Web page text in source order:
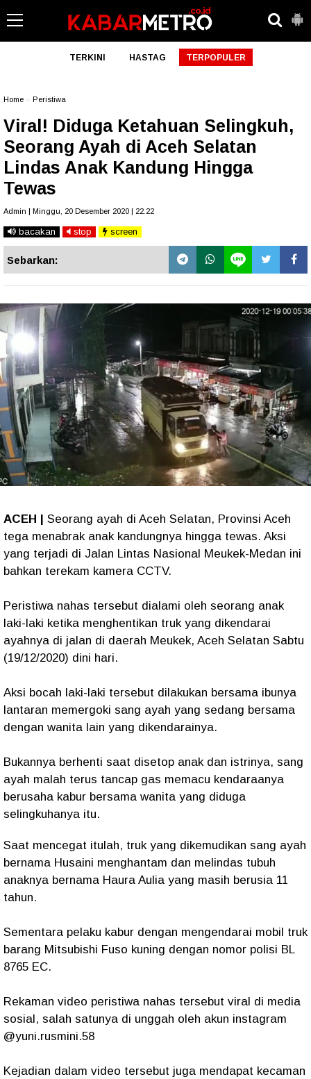
TERKINI HASTAG TERPOPULER
Home Peristiwa
Viral! Diduga Ketahuan Selingkuh,
Seorang Ayah di Aceh Selatan
Lindas Anak Kandung Hingga
Tewas
Admin | Minggu, 20 Desember 2020 | 22.22
bacakan stop screen
Sebarkan:
ACEH |
Seorang ayah di Aceh Selatan, Provinsi Aceh
tega menabrak anak kandungnya hingga tewas. Aksi
yang terjadi di Jalan Lintas Nasional Meukek-Medan ini
bahkan terekam kamera CCTV.
Peristiwa nahas tersebut dialami oleh seorang anak
laki-laki ketika menghentikan truk yang dikendarai
ayahnya di jalan di daerah Meukek, Aceh Selatan Sabtu
(19/12/2020) dini hari.
Aksi bocah laki-laki tersebut dilakukan bersama ibunya
lantaran memergoki sang ayah yang sedang bersama
dengan wanita lain yang dikendarainya.
Bukannya berhenti saat disetop anak dan istrinya, sang
ayah malah terus tancap gas memacu kendaraanya
berusaha kabur bersama wanita yang diduga
selingkuhanya itu.
Saat mencegat itulah, truk yang dikemudikan sang ayah
bernama Husaini menghantam dan melindas tubuh
anaknya bernama Haura Aulia yang masih berusia 11
tahun.
Sementara pelaku kabur dengan mengendarai mobil truk
barang Mitsubishi Fuso kuning dengan nomor polisi BL
8765 EC.
Rekaman video peristiwa nahas tersebut viral di media
sosial, salah satunya di unggah oleh akun instagram
@yuni.rusmini.58
Kejadian dalam video tersebut juga mendapat kecaman